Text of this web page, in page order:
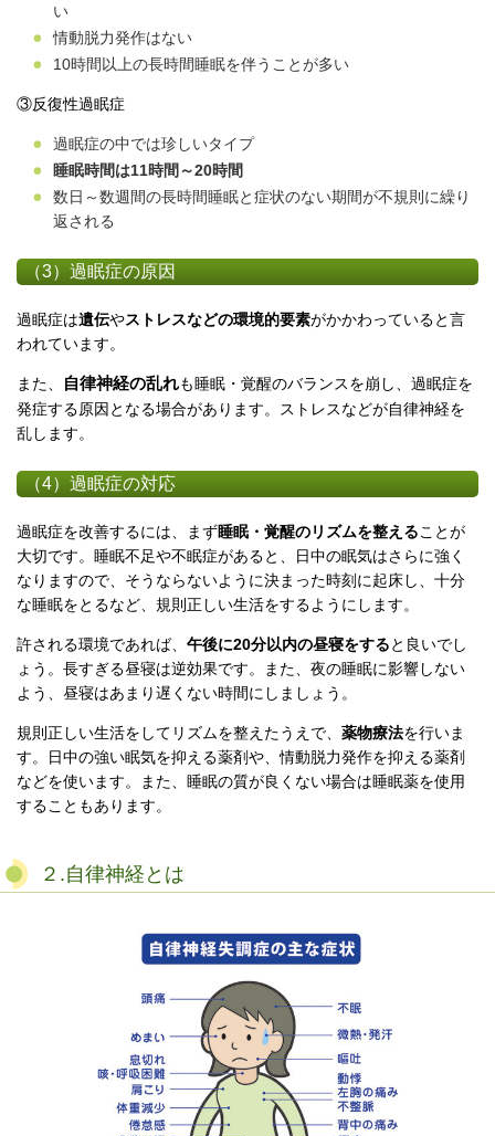
い
情動脱力発作はない
10時間以上の長時間睡眠を伴うことが多い
③反復性過眠症
過眠症の中では珍しいタイプ
睡眠時間は11時間～20時間
数日～数週間の長時間睡眠と症状のない期間が不規則に繰り
返される
（3）過眠症の原因
過眠症は遺伝やストレスなどの環境的要素がかかわっていると言
われています。
また、 自律神経の乱れも睡眠・覚醒のバランスを崩し、過眠症を
発症する原因となる場合があります。ストレスなどが自律神経を
乱します。
（4）過眠症の対応
過眠症を改善するには、まず睡眠・覚醒のリズムを整えることが
大切です。睡眠不足や不眠症があると、日中の眠気はさらに強く
なりますので、そうならないように決まった時刻に起床し、十分
な睡眠をとるなど、規則正しい生活をするようにします。
許される環境であれば、 午後に20分以内の昼寝をすると良いでし
ょう。長すぎる昼寝は逆効果です。また、夜の睡眠に影響しない
よう、昼寝はあまり遅くない時間にしましょう。
規則正しい生活をしてリズムを整えたうえで、 薬物療法を行いま
す。日中の強い眠気を抑える薬剤や、情動脱力発作を抑える薬剤
などを使います。また、睡眠の質が良くない場合は睡眠薬を使用
することもあります。
２.自律神経とは